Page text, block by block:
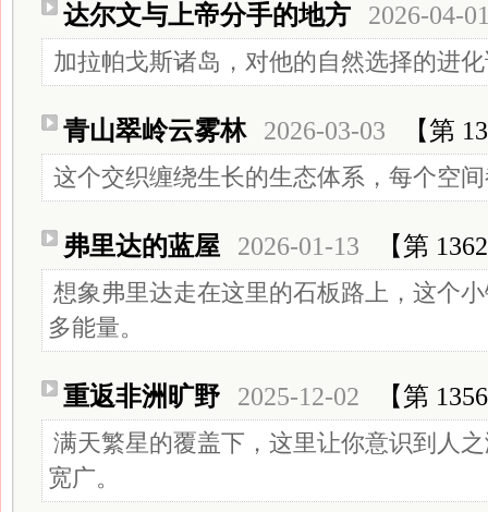
达尔文与上帝分手的地方 2026-04-
加拉帕戈斯诸岛，对他的自然选择的进
青山翠岭云雾林 2026-03-03 【第
这个交织缠绕生长的生态体系，每个空
弗里达的蓝屋 2026-01-13 【第
想象弗里达走在这里的石板路上，这个
多能量。
重返非洲旷野 2025-12-02 【第
满天繁星的覆盖下，这里让你意识到人
宽广。